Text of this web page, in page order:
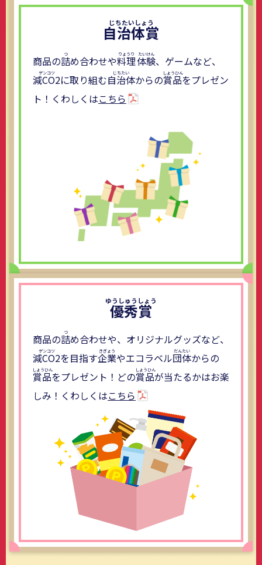
自治体賞
商品の詰め合わせや料理体験、ゲームなど、
減CO2に取り組む自治体からの賞品をプレゼン
ト！くわしくはこちら
優秀賞
商品の詰め合わせや、オリジナルグッズなど、
減CO2を目指す企業やエコラベル団体からの
賞品をプレゼント！どの賞品が当たるかはお楽
しみ！くわしくはこちら